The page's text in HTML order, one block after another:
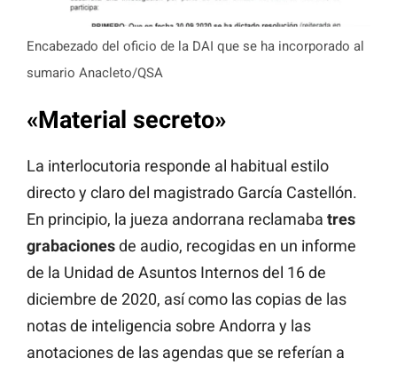
Encabezado del oficio de la DAI que se ha incorporado al
sumario Anacleto/QSA
«Material secreto»
La interlocutoria responde al habitual estilo
directo y claro del magistrado García Castellón.
En principio, la jueza andorrana reclamaba tres
grabacionesde audio, recogidas en un informe
de la Unidad de Asuntos Internos del 16 de
diciembre de 2020, así como las copias de las
notas de inteligencia sobre Andorra y las
anotaciones de las agendas que se referían a